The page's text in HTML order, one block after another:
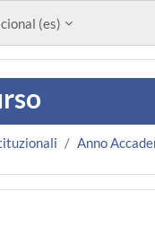
‎(es)‎
Anno